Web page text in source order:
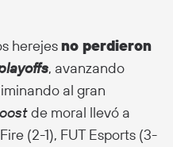
herejesno perdieron
, avanzando
al gran
de moral llevó a
(2-1), FUT Esports (3-